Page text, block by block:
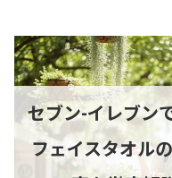
セブン-イレブン
フェイスタオル